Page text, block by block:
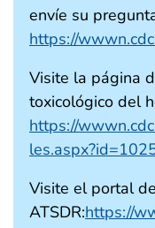
envíe su
https://
Visite la página
toxicológico del
https://
Visite el portal
ATSDR:https://